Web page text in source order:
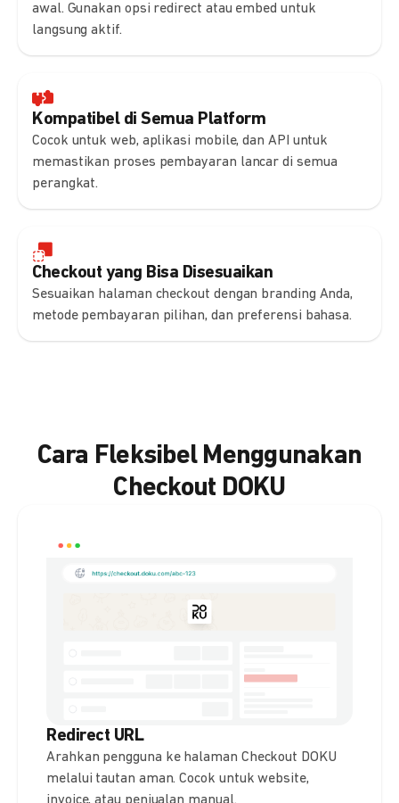
awal. Gunakan opsi redirect atau embed untuk
langsung aktif.
Kompatibel di Semua Platform
Cocok untuk web, aplikasi mobile, dan API untuk
memastikan proses pembayaran lancar di semua
perangkat.
Checkout yang Bisa Disesuaikan
Sesuaikan halaman checkout dengan branding Anda,
metode pembayaran pilihan, dan preferensi bahasa.
Cara Fleksibel Menggunakan
Checkout DOKU
Redirect URL
Arahkan pengguna ke halaman Checkout DOKU
melalui tautan aman. Cocok untuk website,